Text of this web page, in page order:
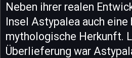
Neben ihrer realen
Insel Astypalea auch eine
mythologische Herkunft.
Überlieferung war